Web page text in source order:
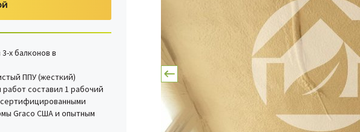
х балконов в
ППУ (жесткий)
составил 1 рабочий
сертифицированными
Graco США и опытным